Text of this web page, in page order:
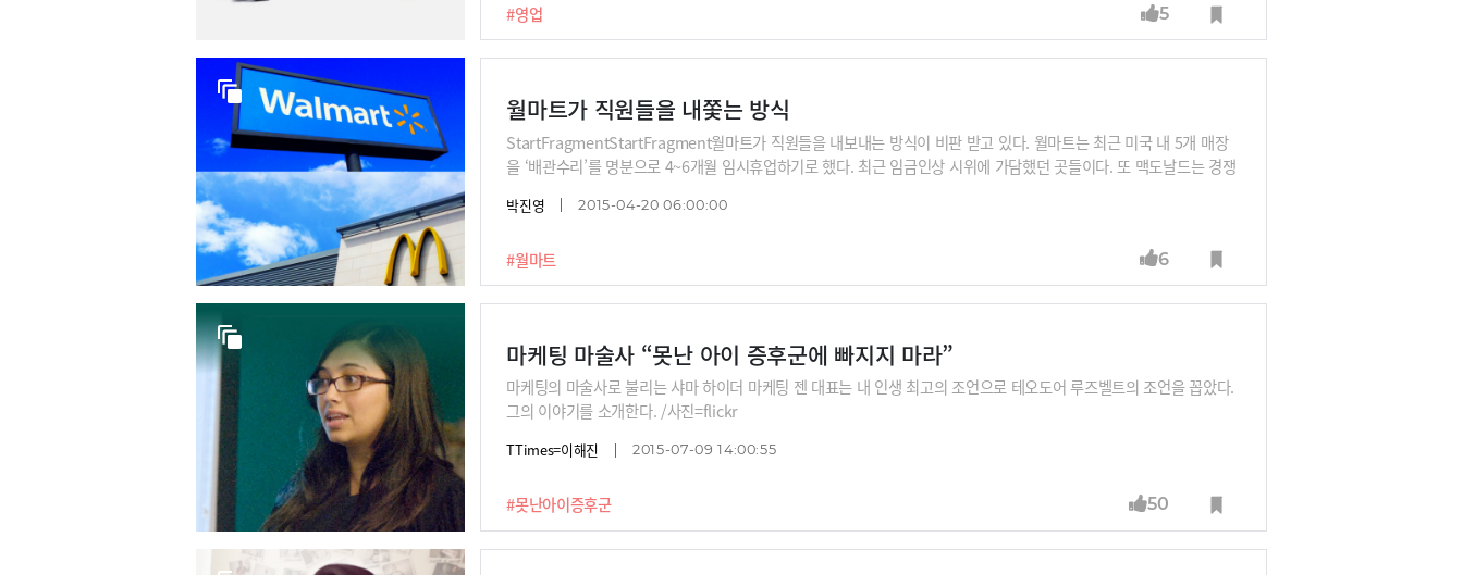
#영업 5
월마트가 직원들을 내쫓는 방식
#월마트
StartFragmentStartFragment월마트가 직원들을 내보내는 방식이 비판 받고 있다. 월마트는 최근 미국 내 5개 매장
을 ‘배관수리’를 명분으로 4~6개월 임시휴업하기로 했다. 최근 임금인상 시위에 가담했던 곳들이다. 또 맥도날드는 경쟁
식 트위터(@McDNEPA)
박진영 2015-04-20 06:00:00
6
마케팅 마술사 “못난 아이 증후군에 빠지지 마라”
#못난아이증후군
마케팅의 마술사로 불리는 샤마 하이더 마케팅 젠 대표는 내 인생 최고의 조언으로 테오도어 루즈벨트의 조언을 꼽았다.
그의 이야기를 소개한다. /사진=flickr
TTimes=이해진 2015-07-09 14:00:55
50